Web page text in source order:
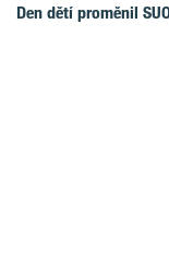
Den dětí proměnil